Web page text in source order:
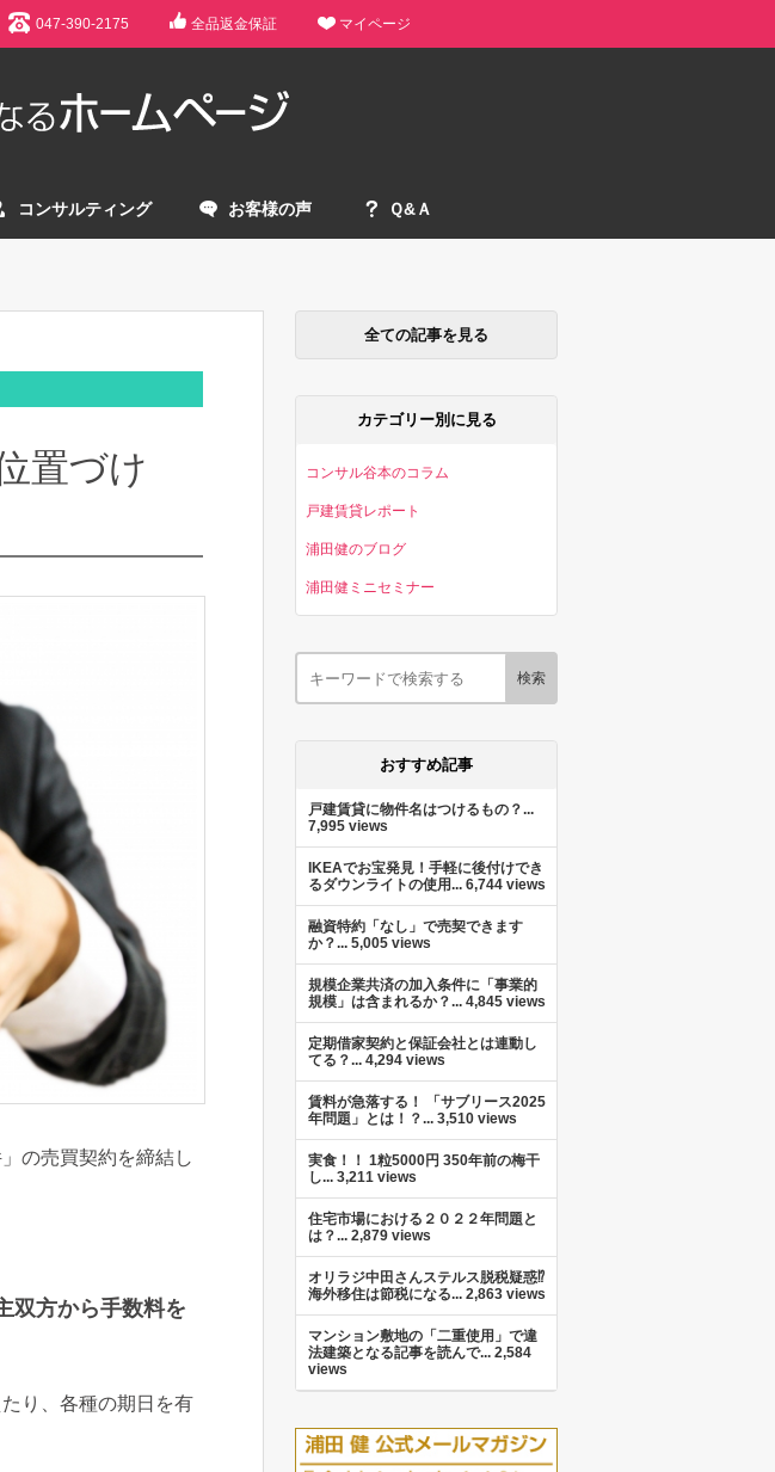
047-390-2175 全品返金保証 マイページ
コンサルティング お客様の声 Ｑ&Ａ
置づけ
の売買契約を締結し
双方から手数料を
り、各種の期日を有
全ての記事を見る
カテゴリー別に見る
コンサル谷本のコラム
戸建賃貸レポート
浦田健のブログ
浦田健ミニセミナー
おすすめ記事
戸建賃貸に物件名はつけるもの？...
7,995 views
IKEAでお宝発見！手軽に後付けでき
るダウンライトの使用... 6,744 views
融資特約「なし」で売契できます
か？... 5,005 views
規模企業共済の加入条件に「事業的
規模」は含まれるか？... 4,845 views
定期借家契約と保証会社とは連動し
てる？... 4,294 views
賃料が急落する！ 「サブリース2025
年問題」とは！？... 3,510 views
実食！！ 1粒5000円 350年前の梅干
し... 3,211 views
住宅市場における２０２２年問題と
は？... 2,879 views
オリラジ中田さんステルス脱税疑惑⁉︎
海外移住は節税になる... 2,863 views
マンション敷地の「二重使用」で違
法建築となる記事を読んで... 2,584
views